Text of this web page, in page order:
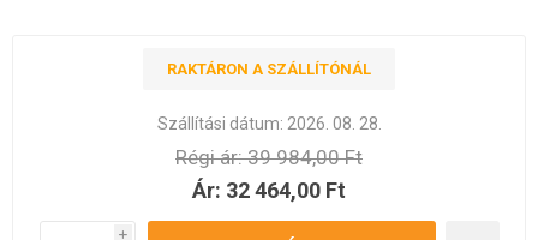
RAKTÁRON A SZÁLLÍTÓNÁL
Szállítási dátum: 2026. 08. 28.
Régi ár: 39 984,00 Ft
Ár: 32 464,00 Ft
i